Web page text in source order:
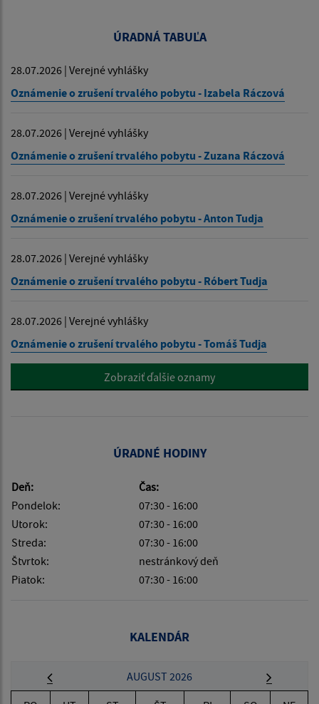
ÚRADNÁ TABUĽA
28.07.2026 | Verejné vyhlášky
Oznámenie o zrušení trvalého pobytu - Izabela Ráczová
28.07.2026 | Verejné vyhlášky
Oznámenie o zrušení trvalého pobytu - Zuzana Ráczová
28.07.2026 | Verejné vyhlášky
Oznámenie o zrušení trvalého pobytu - Anton Tudja
28.07.2026 | Verejné vyhlášky
Oznámenie o zrušení trvalého pobytu - Róbert Tudja
28.07.2026 | Verejné vyhlášky
Oznámenie o zrušení trvalého pobytu - Tomáš Tudja
Zobraziť ďalšie oznamy
ÚRADNÉ HODINY
Deň:
Čas:
Pondelok:
07:30 - 16:00
Utorok:
07:30 - 16:00
Streda:
07:30 - 16:00
Štvrtok:
nestránkový deň
Piatok:
07:30 - 16:00
KALENDÁR
AUGUST 2026